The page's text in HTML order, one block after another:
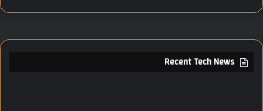
Recent Tech News